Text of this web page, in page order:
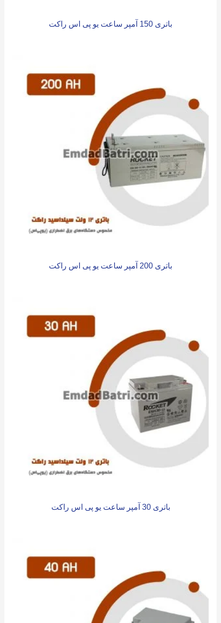
باتری 150 آمپر ساعت یو پی اس راکت
باتری 200 آمپر ساعت یو پی اس راکت
باتری 30 آمپر ساعت یو پی اس راکت